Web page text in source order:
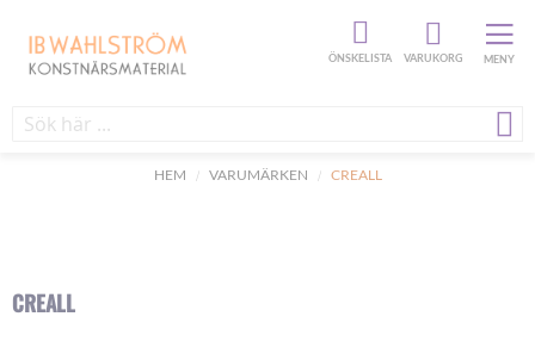
MENY
ÖNSKELISTA VARUKORG
HEM VARUMÄRKEN CREALL
CREALL